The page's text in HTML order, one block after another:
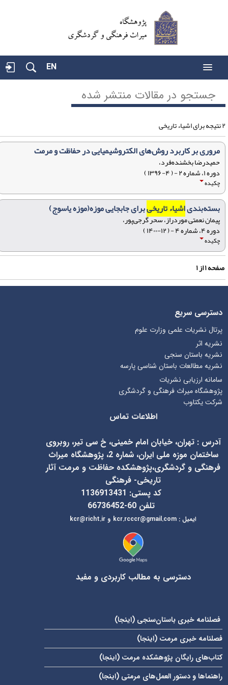
EN
جستجو در مقالات منتشر شده
مروری بر کاربرد روش‌های الکتروشیمیایی در حفاظت و مرمت
حمیدرضا بخشنده‌فرد،
دوره ۱، شماره ۲ - ( ۴-۱۳۹۶ )
چکیده
بسته‌بندیاشیاء تاریخیبرای جابجایی موزه(موزه یاسوج)
پیمان نعمتی موردراز، سحر گرجی‌پور،
دوره ۴، شماره ۴ - ( ۱۲-۱۴۰۰ )
چکیده
۱از۱
دسترسی سریع
پرتال نشریات علمی وزارت علوم
نشریه اثر
نشریه باستان سنجی
نشریه مطالعات باستان شناسی پارسه
سامانه ارزیابی نشریات
پژوهشگاه میراث فرهنگی و گردشگری
شرکت یکتاوب
اطلاعات تماس
آدرس : تهران، خیابان امام خمینی، خ سی تیر، روبروی
ساختمان موزه ملی ایران، شماره 2، پژوهشگاه میراث
فرهنگی و گردشگری،پژوهشکده حفاظت و مرمت آثار
تاریخی- فرهنگی
کد پستی: 1136913431
تلفن 60-66736452
ایمیل:
kcr@richt.ir و kcr.rcccr@gmail.com
دسترسی به مطالب کاربردی و مفید
فصلنامه خبری باستان‌سنجی ( اینجا)
فصلنامه خبری مرمت ( اینجا)
کتاب‌های رایگان پژوهشکده مرمت ( اینجا)
راهنماها و دستور العمل‌های مرمتی ( اینجا)